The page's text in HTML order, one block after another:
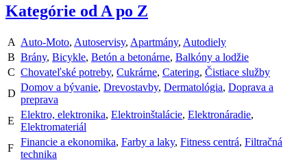
Kategórie od A po Z
A Auto-Moto, Autoservisy, Apartmány, Autodiely
B Brány, Bicykle, Betón a betonárne, Balkóny a lodžie
C Chovateľské potreby, Cukrárne, Catering, Čistiace služby
D
Domov a bývanie, Drevostavby, Dermatológia, Doprava a
preprava
E
Elektro, elektronika, Elektroinštalácie, Elektronáradie,
Elektromateriál
F
Financie a ekonomika, Farby a laky, Fitness centrá, Filtračná
technika